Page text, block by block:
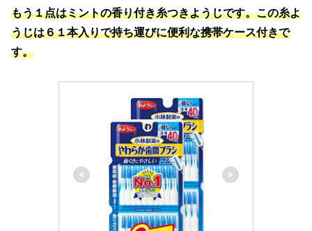
もう１点はミントの香り付き糸つきようじです。この糸よ
うじは６１本入りで持ち運びに便利な携帯ケース付きで
す。